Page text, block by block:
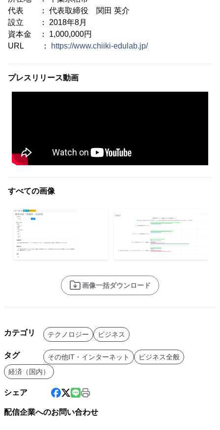
代表 ： 代表取締役 関田 英介
設立 ： 2018年8月
資本金 ： 1,000,000円
URL ：
https://www.chiiki-edulab.jp/
プレスリリース動画
すべての画像
画像一括ダウンロード
カテゴリ テクノロジー ビジネス
タグ その他IT・インターネット
ビジネス全般
経済（国内）
シェア
配信企業へのお問い合わせ